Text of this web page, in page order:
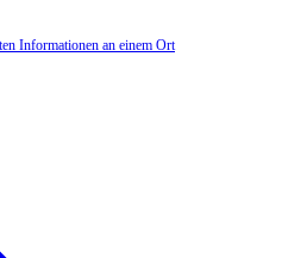
Informationen an einem Ort